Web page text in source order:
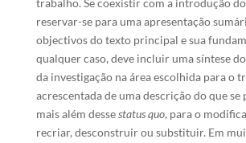
trabalho. Se coexistir com a introdução
reservar-se para uma apresentação
objectivos do texto principal e sua
qualquer caso, deve incluir uma síntese
da investigação na área escolhida para o
acrescentada de uma descrição do que se
mais além dessestatus quo, para o
recriar, desconstruir ou substituir. Em